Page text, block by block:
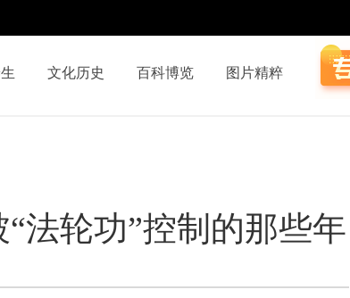
文化历史 百科博览 图片精粹
法轮功”控制的那些年